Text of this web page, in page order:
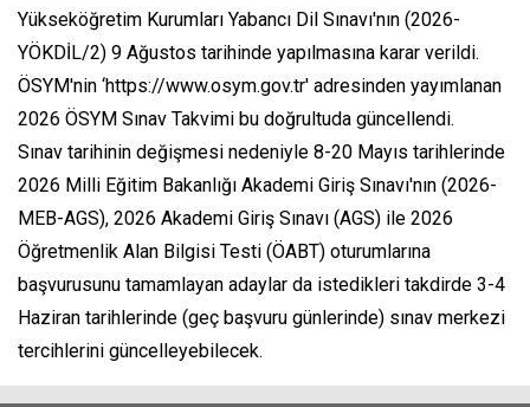
Yükseköğretim Kurumları Yabancı Dil Sınavı'nın (2026-
YÖKDİL/2) 9 Ağustos tarihinde yapılmasına karar verildi.
ÖSYM'nin ‘https://www.osym.gov.tr' adresinden yayımlanan
2026 ÖSYM Sınav Takvimi bu doğrultuda güncellendi.
Sınav tarihinin değişmesi nedeniyle 8-20 Mayıs tarihlerinde
2026 Milli Eğitim Bakanlığı Akademi Giriş Sınavı'nın (2026-
MEB-AGS), 2026 Akademi Giriş Sınavı (AGS) ile 2026
Öğretmenlik Alan Bilgisi Testi (ÖABT) oturumlarına
başvurusunu tamamlayan adaylar da istedikleri takdirde 3-4
Haziran tarihlerinde (geç başvuru günlerinde) sınav merkezi
tercihlerini güncelleyebilecek.